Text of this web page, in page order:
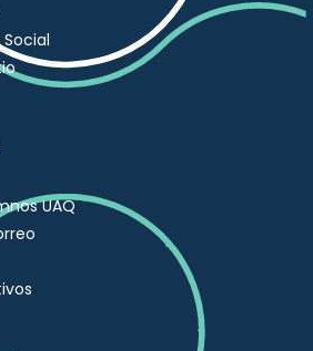
UAQ